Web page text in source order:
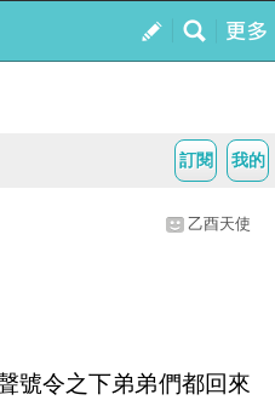
我的
訂閱
乙酉天使
號令之下弟弟們都回來